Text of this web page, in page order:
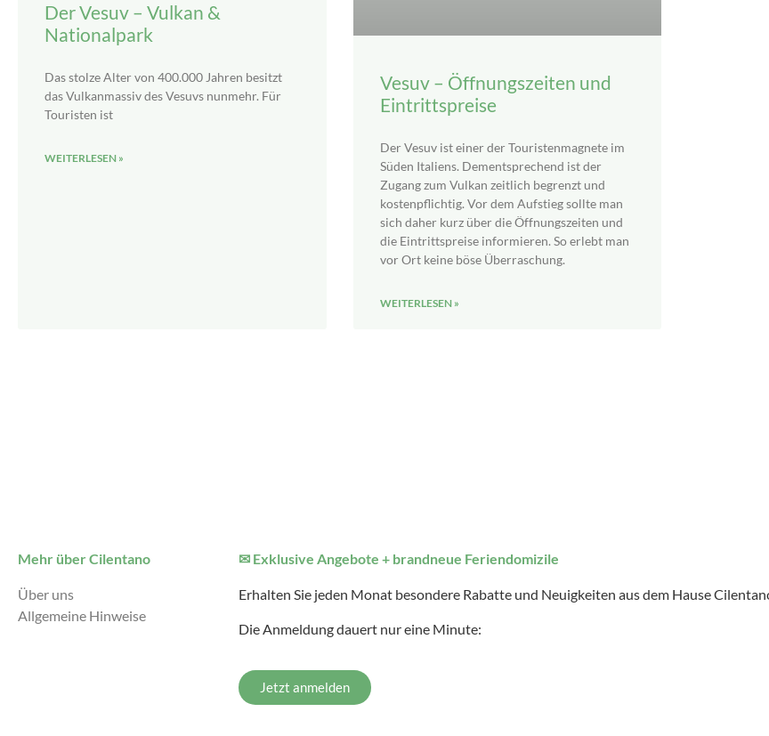
Der Vesuv – Vulkan &
Nationalpark
Das stolze Alter von 400.000 Jahren besitzt
das Vulkanmassiv des Vesuvs nunmehr. Für
Touristen ist
WEITERLESEN »
Vesuv – Öffnungszeiten und
Eintrittspreise
Der Vesuv ist einer der Touristenmagnete im
Süden Italiens. Dementsprechend ist der
Zugang zum Vulkan zeitlich begrenzt und
kostenpflichtig. Vor dem Aufstieg sollte man
sich daher kurz über die Öffnungszeiten und
die Eintrittspreise informieren. So erlebt man
vor Ort keine böse Überraschung.
WEITERLESEN »
Mehr über Cilentano
Über uns
Allgemeine Hinweise
✉ Exklusive Angebote + brandneue Feriendomizile
Erhalten Sie jeden Monat besondere Rabatte und Neuigkeiten aus dem Hause
Die Anmeldung dauert nur eine Minute:
Jetzt anmelden